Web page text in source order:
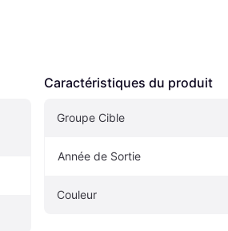
Caractéristiques du produit
Groupe Cible
Année de Sortie
Couleur